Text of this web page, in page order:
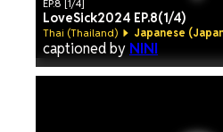
EP.8 [1/4]
LoveSick2024 EP.8(1/4)
Thai (Thailand) Japanese
captioned by NINI